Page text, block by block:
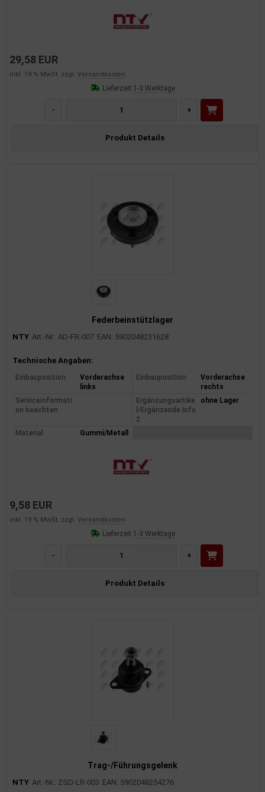
29,58 EUR
inkl. 19 % MwSt. zzgl. Versandkosten
Lieferzeit:1-3 Werktage
- +
Produkt Details
Federbeinstützlager
NTY Art.-Nr.: AD-FR-007 EAN: 5902048231628
Produktinformationen
Technische Angaben:
Einbauposition
Vorderachse
links
Einbauposition
Vorderachse
rechts
Serviceinformati
on beachten
Ergänzungsartike
l/Ergänzende Info
2
ohne Lager
Material Gummi/Metall
9,58 EUR
inkl. 19 % MwSt. zzgl. Versandkosten
Lieferzeit:1-3 Werktage
- +
Produkt Details
Trag-/Führungsgelenk
NTY Art.-Nr.: ZSD-LR-003 EAN: 5902048254276